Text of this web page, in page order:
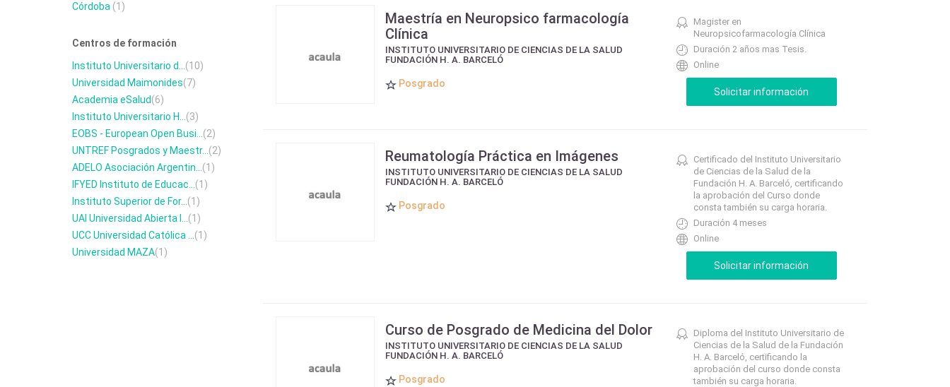
Córdoba (1)
Centros de formación
Instituto Universitario d... (10)
Universidad Maimonides(7)
Academia eSalud(6)
Instituto Universitario H... (3)
EOBS - European Open Busi... (2)
UNTREF Posgrados y Maestr... (2)
ADELO Asociación Argentin... (1)
IFYED Instituto de Educac... (1)
Instituto Superior de For... (1)
UAI Universidad Abierta I... (1)
UCC Universidad Católica ... (1)
Universidad MAZA(1)
Maestría en Neuropsico farmacología
Clínica
INSTITUTO UNIVERSITARIO DE CIENCIAS DE LA SALUD
FUNDACIÓN H. A. BARCELÓ
Posgrado
Magister en
Neuropsicofarmacología Clínica
Duración 2 años mas Tesis.
Online
Reumatología Práctica en Imágenes
INSTITUTO UNIVERSITARIO DE CIENCIAS DE LA SALUD
FUNDACIÓN H. A. BARCELÓ
Posgrado
Certificado del Instituto Universitario
de Ciencias de la Salud de la
Fundación H. A. Barceló, certificando
la aprobación del Curso donde
consta también su carga horaria.
Duración 4 meses
Online
Curso de Posgrado de Medicina del Dolor
INSTITUTO UNIVERSITARIO DE CIENCIAS DE LA SALUD
FUNDACIÓN H. A. BARCELÓ
Posgrado
Diploma del Instituto Universitario de
Ciencias de la Salud de la Fundación
H. A. Barceló, certificando la
aprobación del curso donde consta
también su carga horaria.